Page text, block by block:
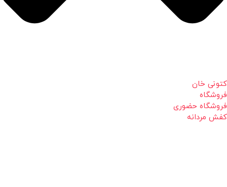
کتونی خان
فروشگاه
فروشگاه حضوری
کفش مردانه